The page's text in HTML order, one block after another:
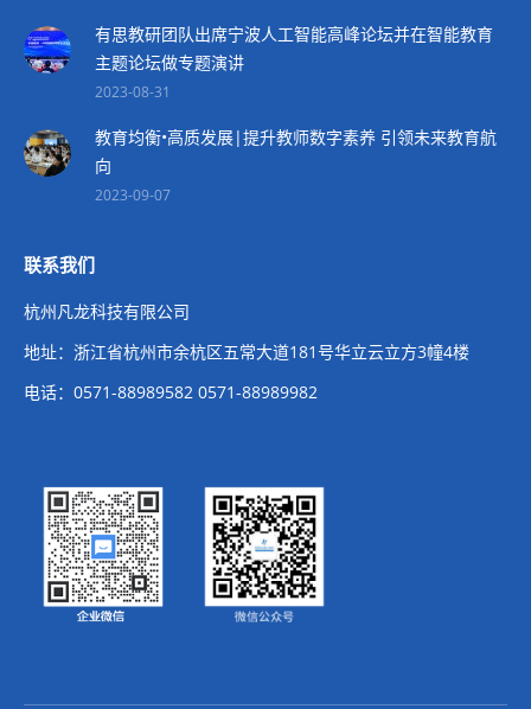
有思教研团队出席宁波人工智能高峰论坛并在智能教育
主题论坛做专题演讲
2023-08-31
教育均衡•高质发展|提升教师数字素养 引领未来教育航
向
2023-09-07
联系我们
杭州凡龙科技有限公司
地址：浙江省杭州市余杭区五常大道181号华立云立方3幢4楼
电话：0571-88989582 0571-88989982